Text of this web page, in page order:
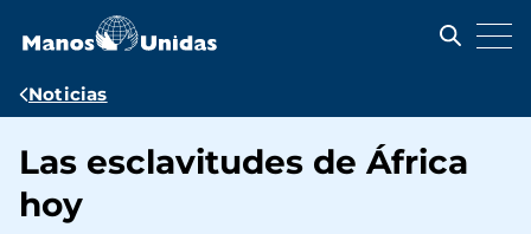
contenido
Ruta
navegación
Noticias
Las esclavitudes de África
hoy